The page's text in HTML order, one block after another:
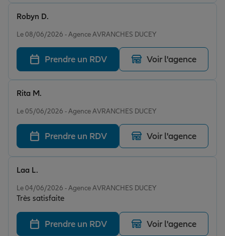
Le 08/06/2026 - Agence AVRANCHES DUCEY
Robyn D.
Prendre un RDV Voir l'agence
Le 05/06/2026 - Agence AVRANCHES DUCEY
Rita M.
Prendre un RDV Voir l'agence
Le 04/06/2026 - Agence AVRANCHES DUCEY
Très satisfaite
Laa L.
Prendre un RDV Voir l'agence